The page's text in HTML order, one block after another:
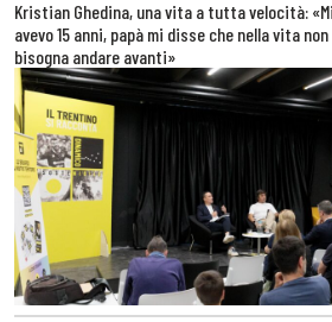
Kristian Ghedina, una vita a tutta velocità:
avevo 15 anni, papà mi disse che nella vita
bisogna andare avanti»